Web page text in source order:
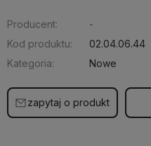
Producent:
-
Kod produktu:
02.04.06.44
Kategoria:
Nowe
zapytaj o produkt